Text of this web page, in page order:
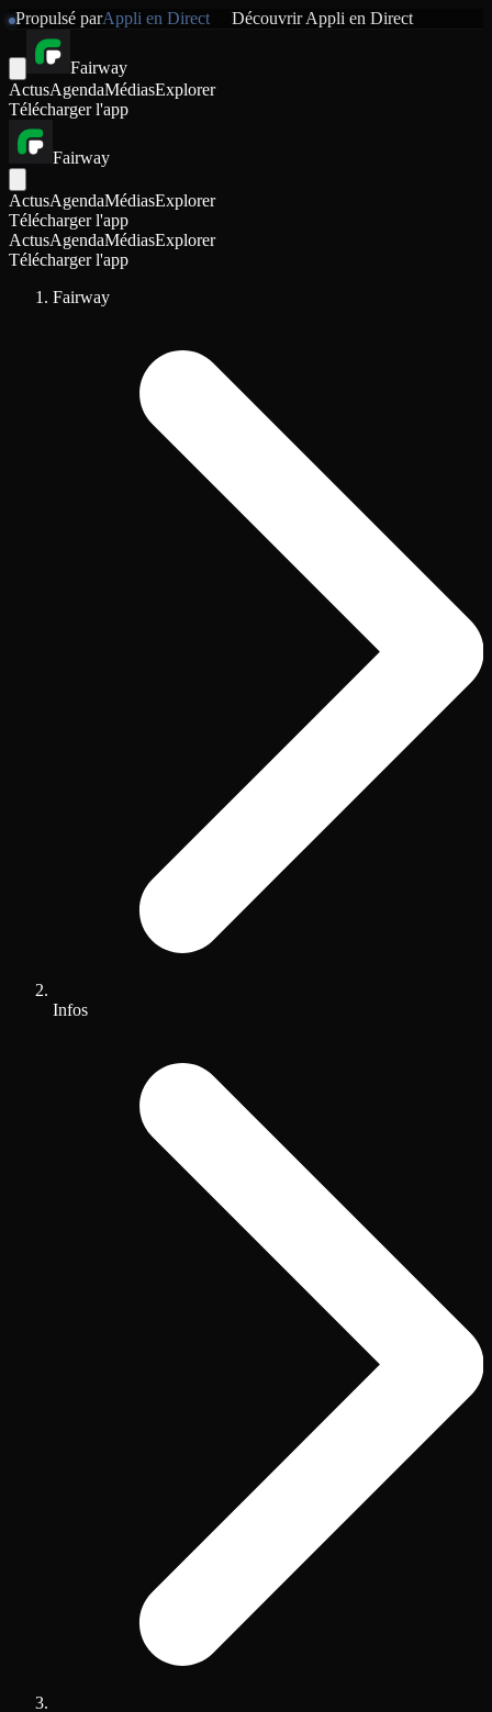
Propulsé parAppli en Direct DécouvrirAppli en Direct
Fairway
ActusAgendaMédiasExplorer
Télécharger l'app
Fairway
ActusAgendaMédiasExplorer
Télécharger l'app
ActusAgendaMédiasExplorer
Télécharger l'app
Fairway
Infos